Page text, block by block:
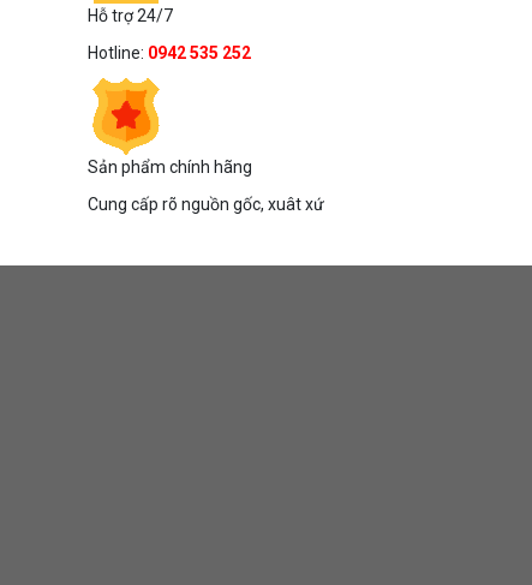
Hỗ trợ 24/7
Hotline: 0942 535 252
Sản phẩm chính hãng
Cung cấp rõ nguồn gốc, xuât xứ